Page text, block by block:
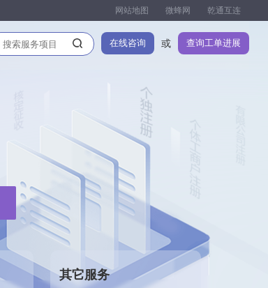
乾通互连
微蜂网
网站地图
查询工单进展
或
在线咨询
其它服务